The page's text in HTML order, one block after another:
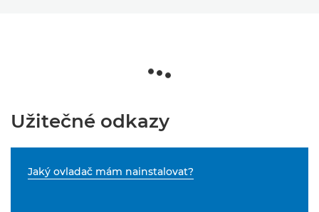
Užitečné odkazy
Jaký ovladač mám nainstalovat?